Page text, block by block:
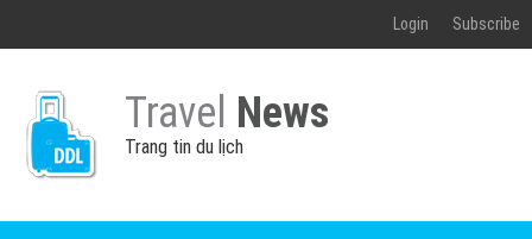
Login Subscribe
Travel News
Trang tin du lịch